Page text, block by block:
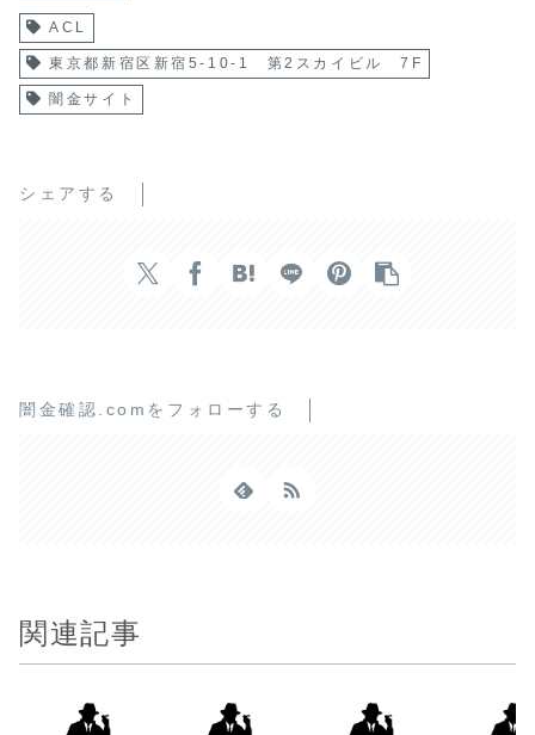
ACL
東京都新宿区新宿5-10-1 第2スカイビル 7F
闇金サイト
シェアする
闇金確認.comをフォローする
関連記事